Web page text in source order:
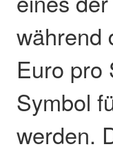
während
Euro pro
Symbol
werden.